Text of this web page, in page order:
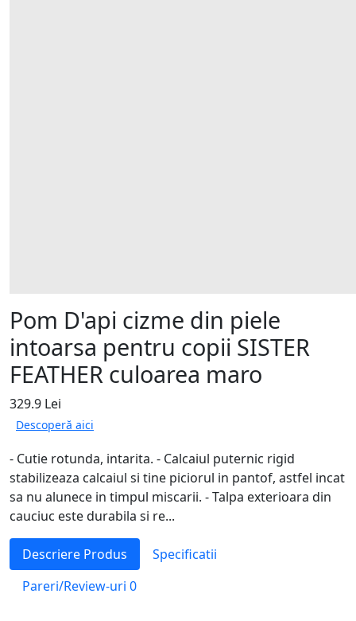
Pom D'api cizme din piele
intoarsa pentru copii SISTER
FEATHER culoarea maro
329.9 Lei
Descoperă aici
- Cutie rotunda, intarita. - Calcaiul puternic rigid
stabilizeaza calcaiul si tine piciorul in pantof, astfel incat
sa nu alunece in timpul miscarii. - Talpa exterioara din
cauciuc este durabila si re...
Descriere Produs
Specificatii
Pareri/Review-uri 0